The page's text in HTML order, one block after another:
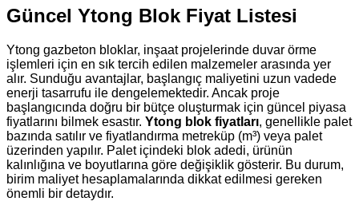
Güncel Ytong Blok Fiyat Listesi
Ytong gazbeton bloklar, inşaat projelerinde duvar örme
işlemleri için en sık tercih edilen malzemeler arasında yer
alır. Sunduğu avantajlar, başlangıç maliyetini uzun vadede
enerji tasarrufu ile dengelemektedir. Ancak proje
başlangıcında doğru bir bütçe oluşturmak için güncel piyasa
fiyatlarını bilmek esastır. Ytong blok fiyatları, genellikle palet
bazında satılır ve fiyatlandırma metreküp (m³) veya palet
üzerinden yapılır. Palet içindeki blok adedi, ürünün
kalınlığına ve boyutlarına göre değişiklik gösterir. Bu durum,
birim maliyet hesaplamalarında dikkat edilmesi gereken
önemli bir detaydır.